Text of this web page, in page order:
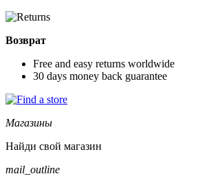
Возврат
Free and easy returns worldwide
30 days money back guarantee
Магазины
Найди свой магазин
mail_outline